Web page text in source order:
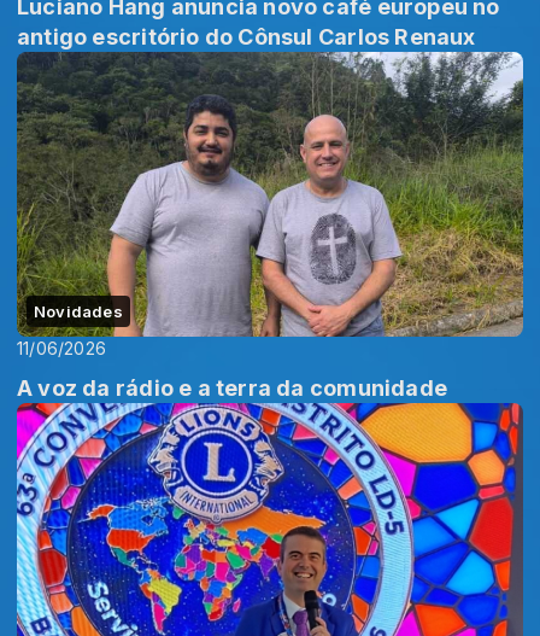
Luciano Hang anuncia novo café europeu no
antigo escritório do Cônsul Carlos Renaux
Novidades
11/06/2026
A voz da rádio e a terra da comunidade